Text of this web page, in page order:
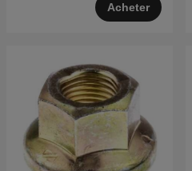
Acheter